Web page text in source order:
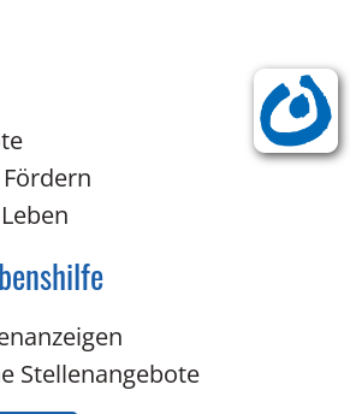
Stellenangebote